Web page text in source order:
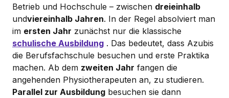
Betrieb und Hochschule – zwischen dreieinhalb
undviereinhalb Jahren. In der Regel absolviert man
im ersten Jahr zunächst nur die klassische
schulische Ausbildung . Das bedeutet, dass Azubis
die Berufsfachschule besuchen und erste Praktika
machen. Ab dem zweiten Jahr fangen die
angehenden Physiotherapeuten an, zu studieren.
Parallel zur Ausbildung besuchen sie dann